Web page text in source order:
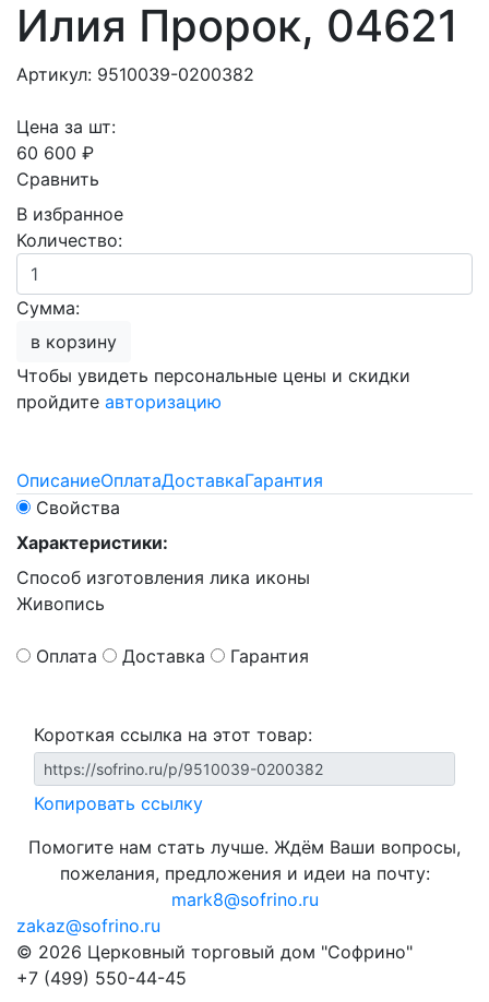
Илия Пророк, 04621
Артикул: 9510039-0200382
Цена за шт:
60 600 ₽
Сравнить
В избранное
Количество:
Сумма:
в корзину
Чтобы увидеть персональные цены и скидки
пройдите авторизацию
ОписаниеОплатаДоставкаГарантия
Свойства
Характеристики:
Способ изготовления лика иконы
Живопись
Оплата Доставка Гарантия
Короткая ссылка на этот товар:
Копировать ссылку
Помогите нам стать лучше. Ждём Ваши вопросы,
пожелания, предложения и идеи на почту:
mark8@sofrino.ru
zakaz@sofrino.ru
© 2026 Церковный торговый дом "Софрино"
+7 (499) 550-44-45